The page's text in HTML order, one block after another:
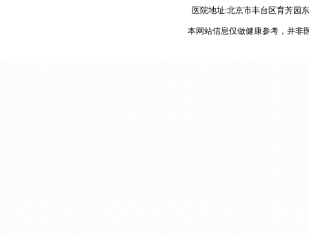
医院地址:北京市丰台区育芳园
本网站信息仅做健康参考，并非